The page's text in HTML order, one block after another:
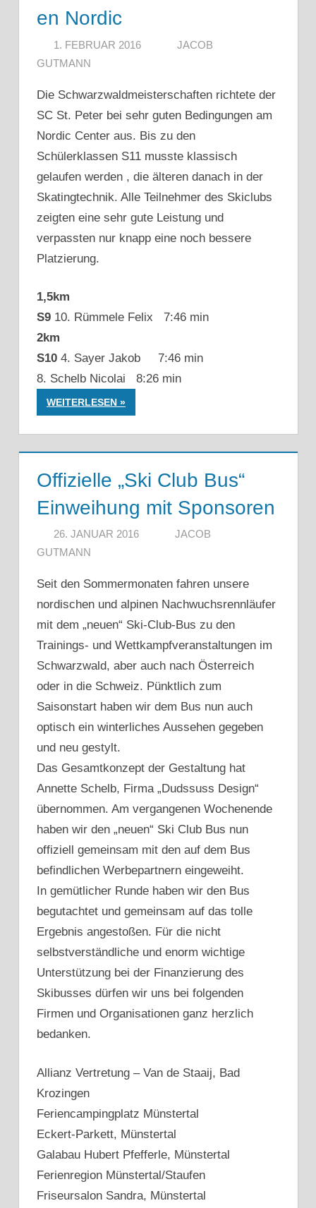
en Nordic
1. FEBRUAR 2016
JACOB
GUTMANN
Die Schwarzwaldmeisterschaften richtete der
SC St. Peter bei sehr guten Bedingungen am
Nordic Center aus. Bis zu den
Schülerklassen S11 musste klassisch
gelaufen werden , die älteren danach in der
Skatingtechnik. Alle Teilnehmer des Skiclubs
zeigten eine sehr gute Leistung und
verpassten nur knapp eine noch bessere
Platzierung.
1,5km
S9 10. Rümmele Felix 7:46 min
2km
S10 4. Sayer Jakob 7:46 min
8. Schelb Nicolai 8:26 min
WEITERLESEN
Offizielle „Ski Club Bus“
Einweihung mit Sponsoren
26. JANUAR 2016
JACOB
GUTMANN
Seit den Sommermonaten fahren unsere
nordischen und alpinen Nachwuchsrennläufer
mit dem „neuen“ Ski-Club-Bus zu den
Trainings- und Wettkampfveranstaltungen im
Schwarzwald, aber auch nach Österreich
oder in die Schweiz. Pünktlich zum
Saisonstart haben wir dem Bus nun auch
optisch ein winterliches Aussehen gegeben
und neu gestylt.
Das Gesamtkonzept der Gestaltung hat
Annette Schelb, Firma „Dudssuss Design“
übernommen. Am vergangenen Wochenende
haben wir den „neuen“ Ski Club Bus nun
offiziell gemeinsam mit den auf dem Bus
befindlichen Werbepartnern eingeweiht.
In gemütlicher Runde haben wir den Bus
begutachtet und gemeinsam auf das tolle
Ergebnis angestoßen. Für die nicht
selbstverständliche und enorm wichtige
Unterstützung bei der Finanzierung des
Skibusses dürfen wir uns bei folgenden
Firmen und Organisationen ganz herzlich
bedanken.
Allianz Vertretung – Van de Staaij, Bad
Krozingen
Feriencampingplatz Münstertal
Eckert-Parkett, Münstertal
Galabau Hubert Pfefferle, Münstertal
Ferienregion Münstertal/Staufen
Friseursalon Sandra, Münstertal